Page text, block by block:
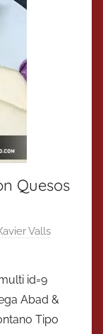
Quesos
Valls
id=9
Abad &
Tipo